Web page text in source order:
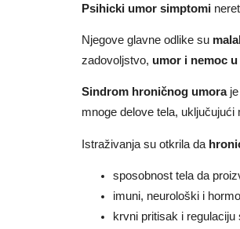
Psihicki umor simptomi
Njegove glavne odlike su
zadovoljstvo, umor i nemoc
Sindrom hroničnog umora
mnoge delove tela,
Istraživanja su otkrila da
sposobnost tela da
imuni, neurološki i
krvni pritisak i regulaciju